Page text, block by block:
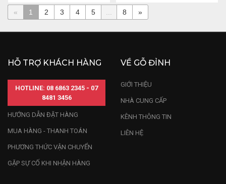
« 1 2 3 4 5 8 »
HỖ TRỢ KHÁCH HÀNG
HOTLINE: 08 6863 2345 - 07
8481 3456
HƯỚNG DẪN ĐẶT HÀNG
MUA HÀNG - THANH TOÁN
PHƯƠNG THỨC VẬN CHUYỂN
GẶP SỰ CỐ KHI NHẬN HÀNG
VỀ GỖ ĐỈNH
GIỚI THIỆU
NHÀ CUNG CẤP
KÊNH THÔNG TIN
LIÊN HỆ